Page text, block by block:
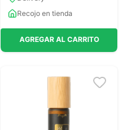
Recojo en tienda
AGREGAR AL CARRITO